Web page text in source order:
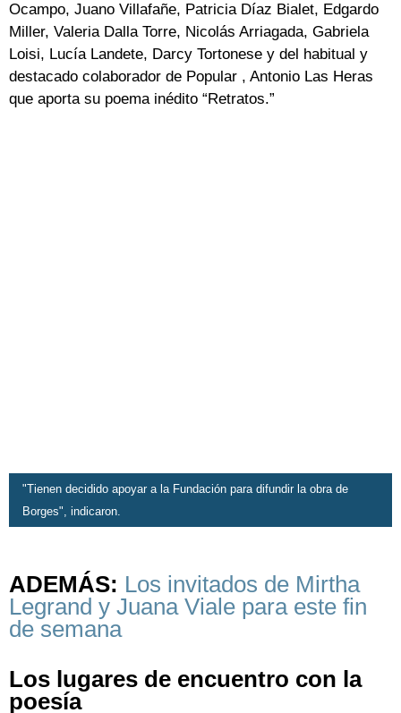
Ocampo, Juano Villafañe, Patricia Díaz Bialet, Edgardo
Miller, Valeria Dalla Torre, Nicolás Arriagada, Gabriela
Loisi, Lucía Landete, Darcy Tortonese y del habitual y
destacado colaborador de Popular , Antonio Las Heras
que aporta su poema inédito “Retratos.”
"Tienen decidido apoyar a la Fundación para difundir la obra de
Borges", indicaron.
ADEMÁS: Los invitados de Mirtha
Legrand y Juana Viale para este fin
de semana
Los lugares de encuentro con la
poesía